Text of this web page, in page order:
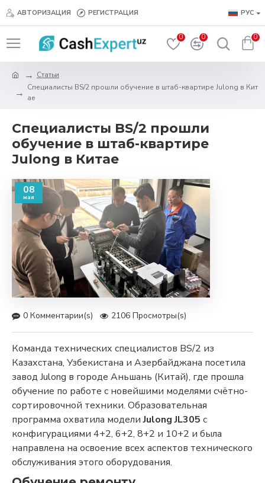
АВТОРИЗАЦИЯ РЕГИСТРАЦИЯ РУС
0 0 0
Статьи
Специалисты BS/2 прошли обучение в штаб-квартире Julong в Кит
ае
Специалисты BS/2 прошли
обучение в штаб-квартире
Julong в Китае
08
мая
0 Комментарии(s) 2106 Просмотры(s)
Команда технических специалистов BS/2 из
Казахстана, Узбекистана и Азербайджана посетила
завод Julong в городе Аньшань (Китай), где прошла
обучение по работе с новейшими моделями счётно-
сортировочной техники. Образовательная
программа охватила моделиJulong JL305 с
конфигурациями 4+2, 6+2, 8+2 и 10+2 и была
направлена на освоение всех аспектов технического
обслуживания этого оборудования.